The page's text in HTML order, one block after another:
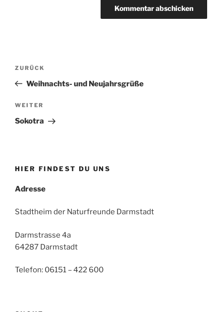
Beitragsnavigation
Vorheriger
Beitrag
ZURÜCK
Weihnachts- und Neujahrsgrüße
Nächster
Beitrag
WEITER
Sokotra
HIER FINDEST DU UNS
Adresse
Stadtheim der Naturfreunde Darmstadt
Darmstrasse 4a
64287 Darmstadt
Telefon: 06151 – 422 600